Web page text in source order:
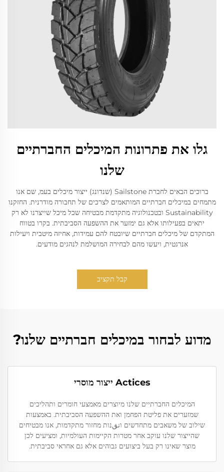
גלו את פתרונות המיכלים החברתיים
שלנו
ברוכים הבאים לחברת Sailstone (שנדונג) ייצור מיכלים בעמ, שם אנו
מתמחים במיכלים חברתיים המותאמים לצרכים של תחבורה מודרנית. החזקנו
Sustainability ובטכנולוגיה מתקדמת מבטיחה שכל מיכל שייצרנו לא רק
יתאים בפעילותו אלא גם ימזער את ההשפעה הסביבתית. בקרו בטווח
המתקדם של מיכלים חברתיים שיובטח להם עמידות, אחיזה מיטבית ויעילות
אנרגטית, ויעשו מהם לבחירה המושלמת לנהגים מודעים.
קבל תקציב
מדוע לבחור במיכלים חברתיים שלנו?
Actices ייצור מוסרי
המיכלים החברתיים שלנו מיוצרים מאמצעי חומרים ותהליכים
שמזערים את פליטת הפחמן ואת ההשפעה הסביבתית. באמצעות
שילוב של משאבים מתחדשים וتقנות מחזור מתקדמות, אנו מבטיחים
שהייצור שלנו עוקב אחר מטרות הקיימות העולמיות, ומציעים לכן
מוצר שאינו רק בעל ביצועים גבוהים אלא גם אחראי סביבתית.